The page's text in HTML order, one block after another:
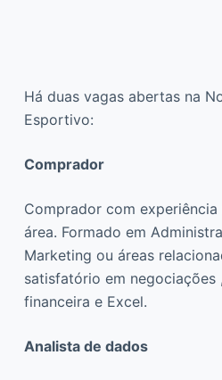
Há duas vagas abertas na
Esportivo:
Comprador
Comprador com
área. Formado em
Marketing ou áreas
satisfatório em negociações
financeira e Excel.
Analista de dados